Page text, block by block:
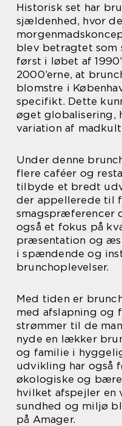
Historisk set har
sjældenhed, hvor
blev betragtet som
først i løbet af
2000’erne, at
blomstre i
specifikt. Dette
øget globalisering,
variation af
Under denne
flere caféer og
tilbyde et bredt
der appellerede til
smagspræferencer
også et fokus på
præsentation og
i spændende og
brunchoplevelser.
Med tiden er
med afslapning og
strømmer til de
nyde en lækker
og familie i
udvikling har også
økologiske og
hvilket afspejler en
sundhed og miljø
på Amager.